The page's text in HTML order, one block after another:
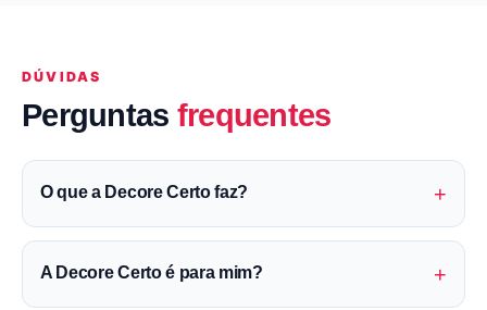
DÚVIDAS
Perguntas frequentes
O que a Decore Certo faz? +
A Decore Certo é para mim? +